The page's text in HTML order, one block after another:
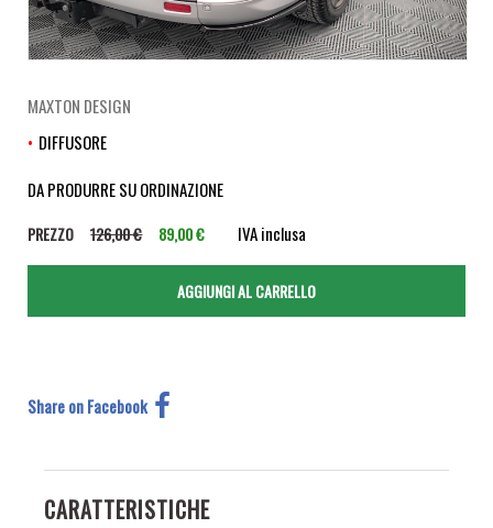
MAXTON DESIGN
DIFFUSORE
DA PRODURRE SU ORDINAZIONE
PREZZO 126,00 € 89,00 € IVA inclusa
Share on Facebook
CARATTERISTICHE